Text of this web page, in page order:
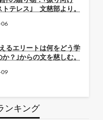
トテレス｣ 文慈部より。
るエリートは何をどう学
？｣からの文を慈しむ。
ンキング